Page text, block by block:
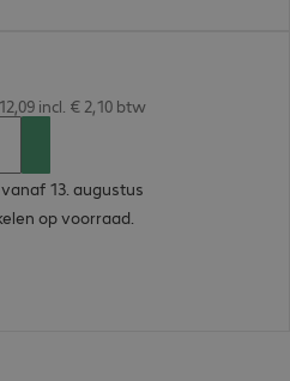
incl. € 2,10 btw
13. augustus
op voorraad.